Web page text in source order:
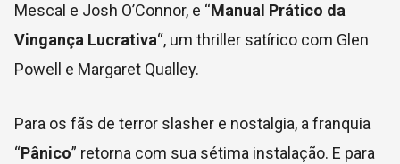
Mescal e Josh O’Connor, e “Manual Prático da
Vingança Lucrativa“, um thriller satírico com Glen
Powell e Margaret Qualley.
Para os fãs de terror slasher e nostalgia, a franquia
“Pânico” retorna com sua sétima instalação. E para